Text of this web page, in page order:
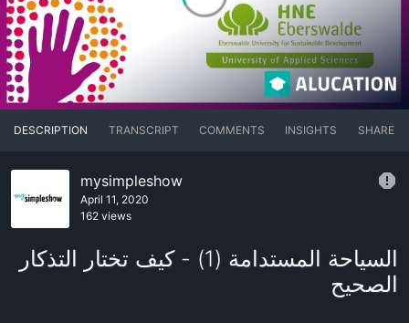
DESCRIPTION TRANSCRIPT COMMENTS INSIGHTS SHARE
mysimpleshow
April 11, 2020
162 views
السياحة المستدامة (1) - كيف تختار التذكار
الصحيح